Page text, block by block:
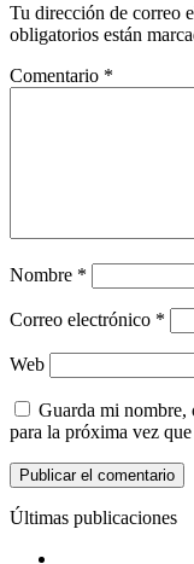
Tu dirección de correo
obligatorios están
Comentario *
Nombre *
Correo electrónico *
Web
Guarda mi nombre,
para la próxima vez
Últimas publicaciones